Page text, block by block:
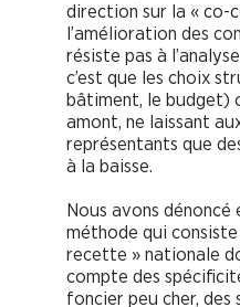
direction sur la « co-
l’amélioration des
résiste pas à
c’est que les choix
bâtiment, le budget)
amont, ne laissant
représentants que
à la baisse.
Nous avons dénoncé
méthode qui
recette » nationale
compte des
foncier peu cher, des